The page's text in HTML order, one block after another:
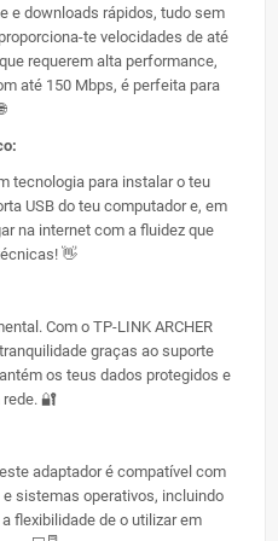
e downloads rápidos, tudo sem
te velocidades de até
requerem alta performance,
até 150 Mbps, é perfeita para
tecnologia para instalar o teu
USB do teu computador e, em
na internet com a fluidez que
👋
Com o TP-LINK ARCHER
graças ao suporte
os teus dados protegidos e
🔐
adaptador é compatível com
sistemas operativos, incluindo
flexibilidade de o utilizar em